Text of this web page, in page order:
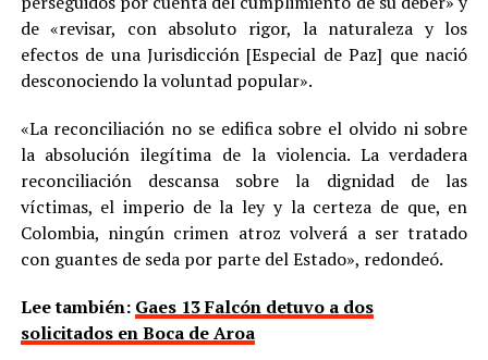
de «revisar, con absoluto rigor, la naturaleza y los
efectos de una Jurisdicción [Especial de Paz] que nació
desconociendo la voluntad popular».
«La reconciliación no se edifica sobre el olvido ni sobre
la absolución ilegítima de la violencia. La verdadera
reconciliación descansa sobre la dignidad de las
víctimas, el imperio de la ley y la certeza de que, en
Colombia, ningún crimen atroz volverá a ser tratado
con guantes de seda por parte del Estado», redondeó.
Lee también: Gaes 13 Falcón detuvo a dos
solicitados en Boca de Aroa